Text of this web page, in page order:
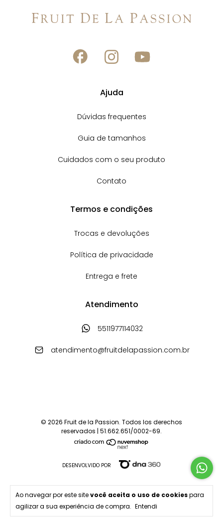
Ao navegar por este sitevocê aceita o uso de cookiespara
agilizar a sua experiência de compra. Entendi
Ajuda
Dúvidas frequentes
Guia de tamanhos
Cuidados com o seu produto
Contato
Termos e condições
Trocas e devoluções
Política de privacidade
Entrega e frete
Atendimento
5511977114032
atendimento@fruitdelapassion.com.br
© 2026 Fruit de la Passion. Todos los derechos
reservados | 51.662.651/0002-69.
DESENVOLVIDO POR